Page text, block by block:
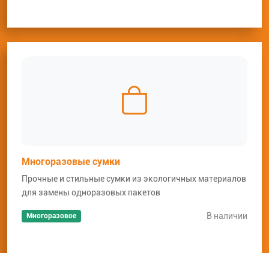
Многоразовые сумки
Прочные и стильные сумки из экологичных материалов
для замены одноразовых пакетов
Многоразовое В наличии